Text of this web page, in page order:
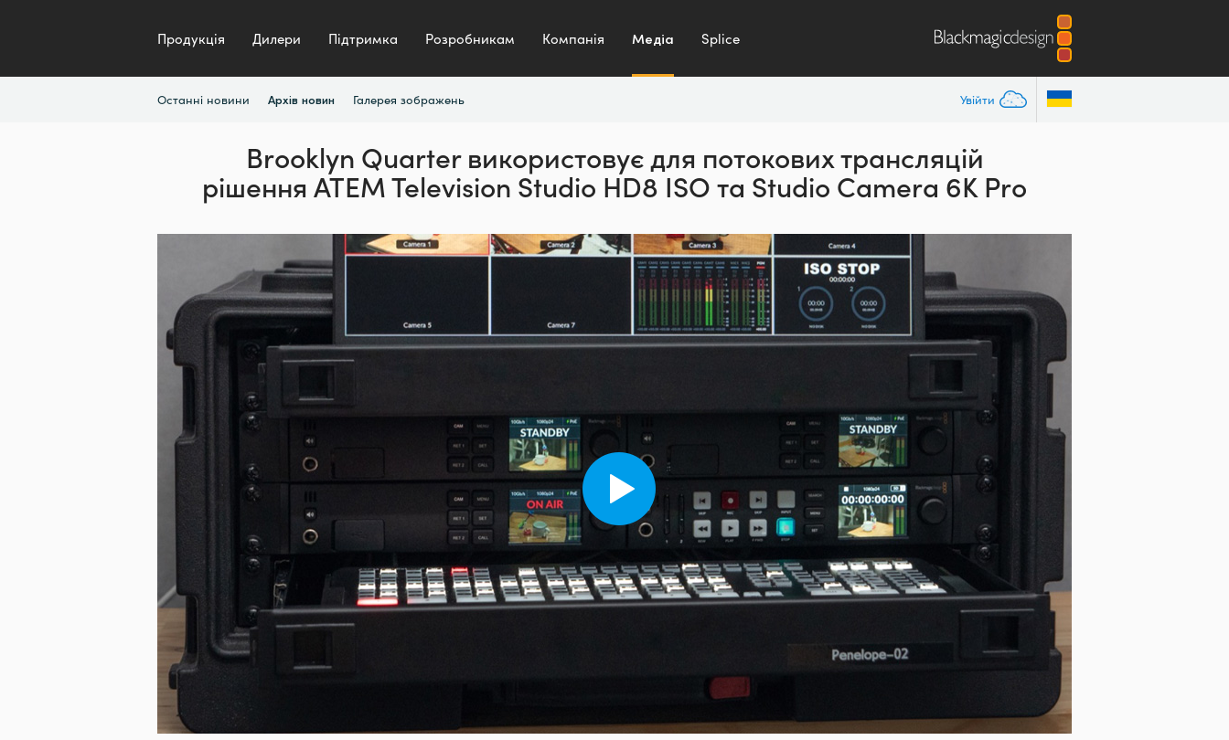
Продукція Дилери Підтримка Розробникам Компанія Медіа Splice
Увійти
Останні новини Архів новин Галерея зображень
Brooklyn Quarter використовує для потокових трансляцій
рішення ATEM Television Studio HD8 ISOта Studio Camera 6K Pro